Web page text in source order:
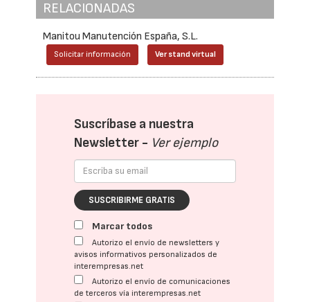
RELACIONADAS
Manitou Manutención España, S.L.
Solicitar información Ver stand virtual
Suscríbase a nuestra
Newsletter - Ver ejemplo
SUSCRIBIRME GRATIS
Marcar todos
Autorizo el envío de newsletters y
avisos informativos personalizados de
interempresas.net
Autorizo el envío de comunicaciones
de terceros vía interempresas.net